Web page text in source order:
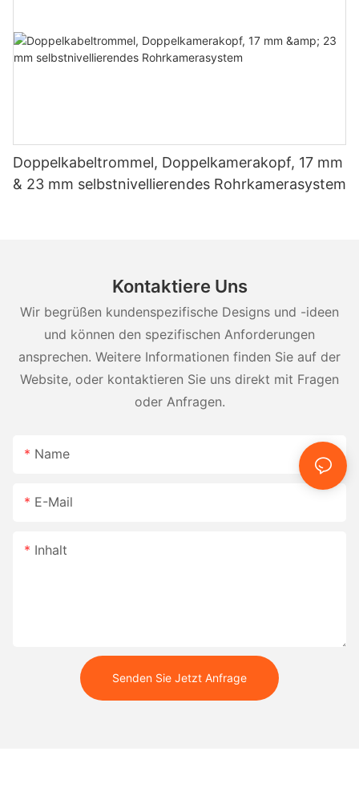
Doppelkabeltrommel, Doppelkamerakopf, 17 mm
& 23 mm selbstnivellierendes Rohrkamerasystem
Kontaktiere Uns
Wir begrüßen kundenspezifische Designs und -ideen
und können den spezifischen Anforderungen
ansprechen. Weitere Informationen finden Sie auf der
Website, oder kontaktieren Sie uns direkt mit Fragen
oder Anfragen.
Name
E-Mail
Inhalt
Senden Sie Jetzt Anfrage